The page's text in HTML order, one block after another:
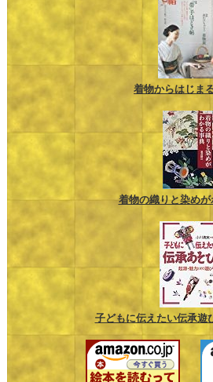
着物からはじま
着物の織りと染め
子どもに伝えたい伝承遊